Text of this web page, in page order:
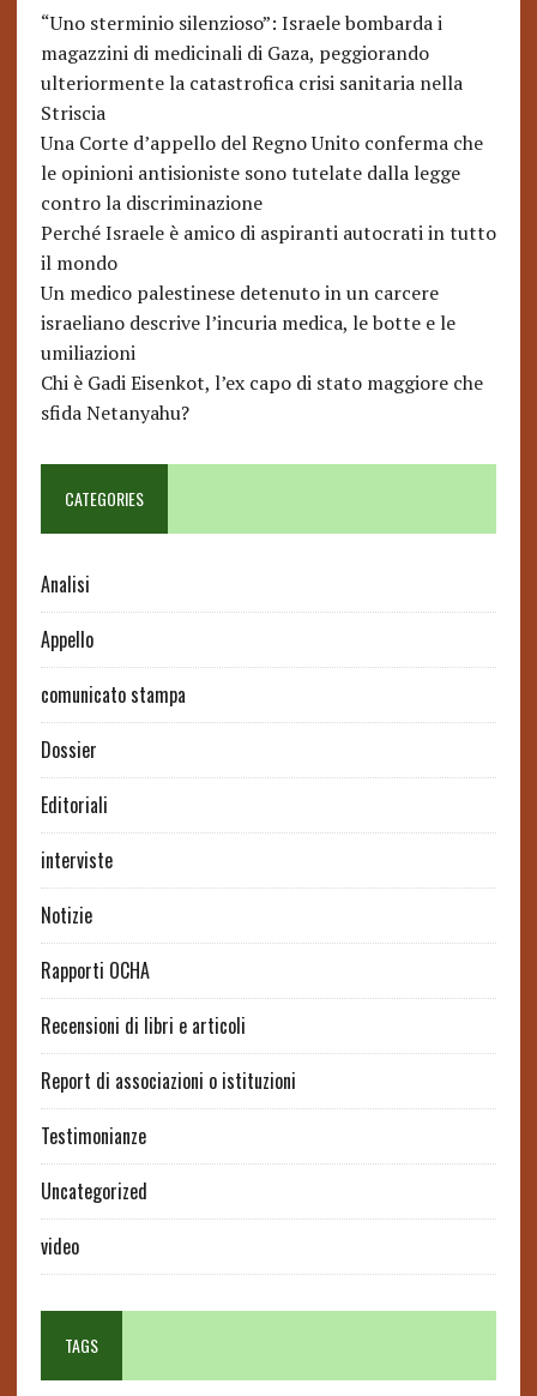
“Uno sterminio silenzioso”: Israele bombarda i
magazzini di medicinali di Gaza, peggiorando
ulteriormente la catastrofica crisi sanitaria nella
Striscia
Una Corte d’appello del Regno Unito conferma che
le opinioni antisioniste sono tutelate dalla legge
contro la discriminazione
Perché Israele è amico di aspiranti autocrati in tutto
il mondo
Un medico palestinese detenuto in un carcere
israeliano descrive l’incuria medica, le botte e le
umiliazioni
Chi è Gadi Eisenkot, l’ex capo di stato maggiore che
sfida Netanyahu?
CATEGORIES
Analisi
Appello
comunicato stampa
Dossier
Editoriali
interviste
Notizie
Rapporti OCHA
Recensioni di libri e articoli
Report di associazioni o istituzioni
Testimonianze
Uncategorized
video
TAGS